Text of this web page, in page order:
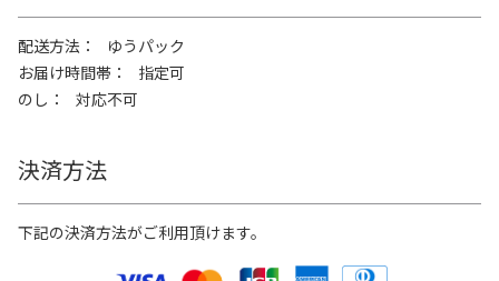
配送方法
ゆうパック
お届け時間帯
指定可
のし
対応不可
決済方法
下記の決済方法がご利用頂けます。